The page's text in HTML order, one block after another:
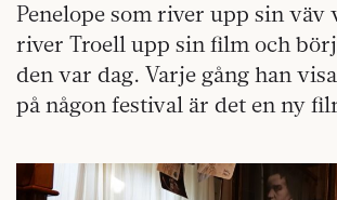
Penelope som river upp sin väv
river Troell upp sin film och
den var dag. Varje gång han
på någon festival är det en ny